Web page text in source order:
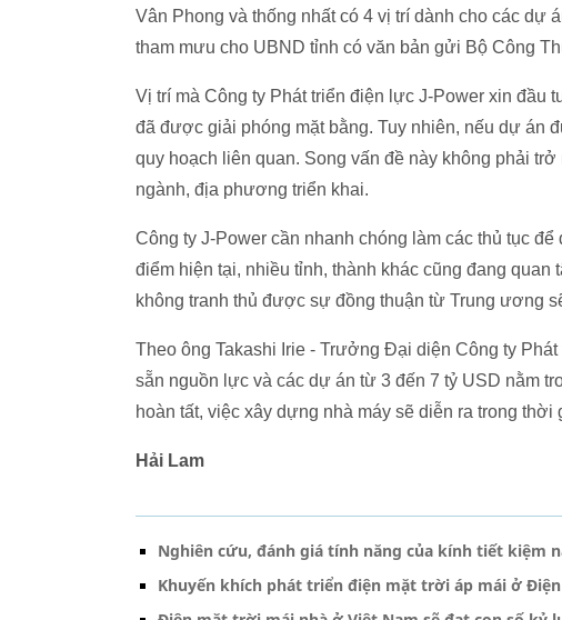
Vân Phong và thống nhất có 4 vị trí dành cho các dự
tham mưu cho UBND tỉnh có văn bản gửi Bộ Công
Vị trí mà Công ty Phát triển điện lực J-Power xin đầu
đã được giải phóng mặt bằng. Tuy nhiên, nếu dự án
quy hoạch liên quan. Song vấn đề này không phải
ngành, địa phương triển khai.
Công ty J-Power cần nhanh chóng làm các thủ tục
điểm hiện tại, nhiều tỉnh, thành khác cũng đang
không tranh thủ được sự đồng thuận từ Trung ương
Theo ông Takashi Irie - Trưởng Đại diện Công ty
sẵn nguồn lực và các dự án từ 3 đến 7 tỷ USD nằm
hoàn tất, việc xây dựng nhà máy sẽ diễn ra trong thời
Hải Lam
Nghiên cứu, đánh giá tính năng của kính tiết kiệm
Khuyến khích phát triển điện mặt trời áp mái ở Điện